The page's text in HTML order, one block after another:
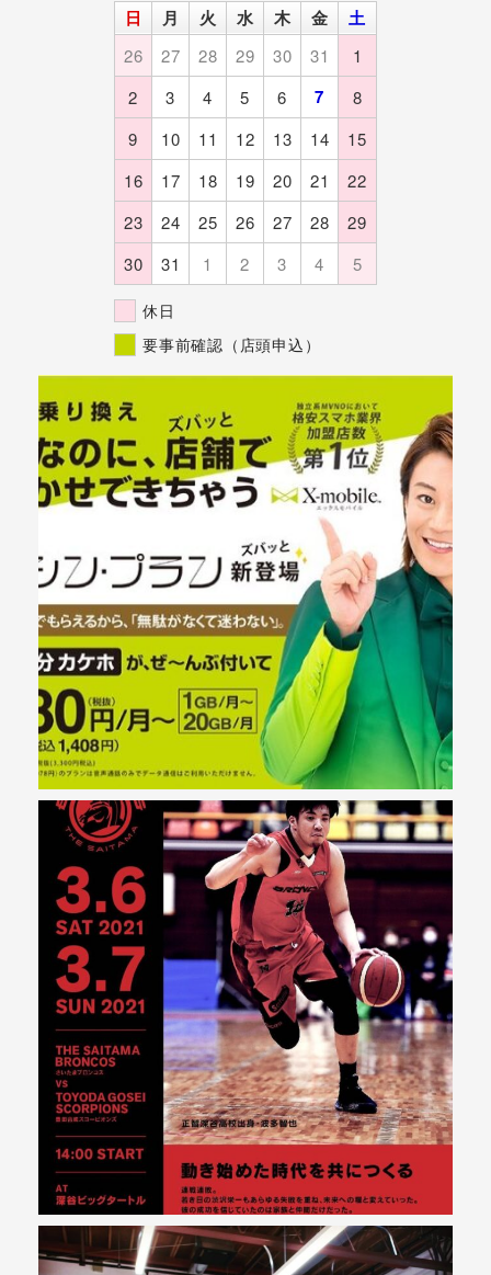
日 月 火 水 木 金 土
26 27 28 29 30 31
1
2
3 4 5 6 7
8
9
10 11 12 13 14
15
16
17 18 19 20 21
22
23
24 25 26 27 28
29
30
31 1 2 3 4 5
休日
要事前確認（店頭申込）